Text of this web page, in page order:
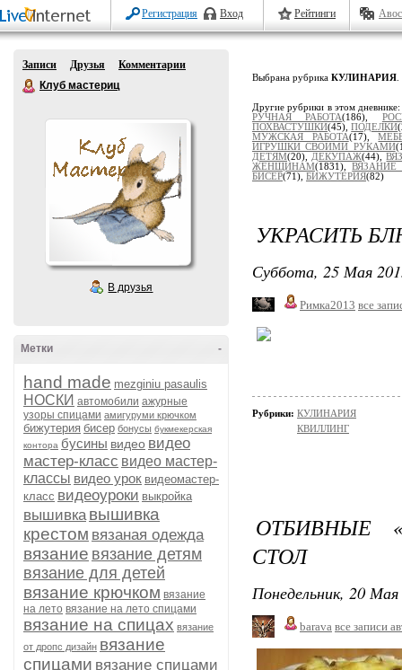
Регистрация Вход Рейтинги
Записи Друзья
Комментарии
Клуб мастериц
В друзья
-
Метки
hand made mezginiu pasaulis
НОСКИ автомобили ажурные
узоры спицами амигуруми крючком
бижутерия бисер бонусы букмекерская
контора бусины видео видео
мастер-класс видео мастер-
классы видео урок видеомастер-
класс видеоуроки выкройка
вышивка вышивка
крестом вязаная одежда
вязание вязание детям
вязание для детей
вязание крючком вязание
на лето вязание на лето спицами
вязание на спицах вязание
от дропс дизайн вязание
спицами вязание спицами
Выбрана рубрика КУЛИНАРИЯ
Другие рубрики в этом
РУЧНАЯ РАБОТА(186),
ПОХВАСТУШКИ(45),ПОДЕЛКИ
МУЖСКАЯ РАБОТА(17),
ИГРУШКИ СВОИМИ РУКАМИ
ДЕТЯМ(20), ДЕКУПАЖ(44),
ЖЕНЩИНАМ(1831),ВЯЗАНИЕ
БИСЕР(71), БИЖУТЕРИЯ(82)
УКРАСИТЬ
Суббота, 25 Мая
Римка2013 все
Рубрики: КУЛИНАРИЯ
КВИЛЛИНГ
ОТБИВНЫЕ
СТОЛ
Понедельник, 20
barava все записи